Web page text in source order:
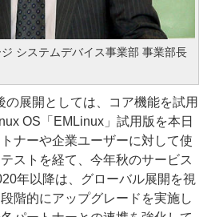
システムデバイス事業部 事業部長
展開としては、コア機能を試用
OS「EMLinux」試用版を本日
ナーや企業ユーザーに対して使
ストを経て、今年秋のサービス
年以降は、グローバル展開を視
階的にアップグレードを実施し